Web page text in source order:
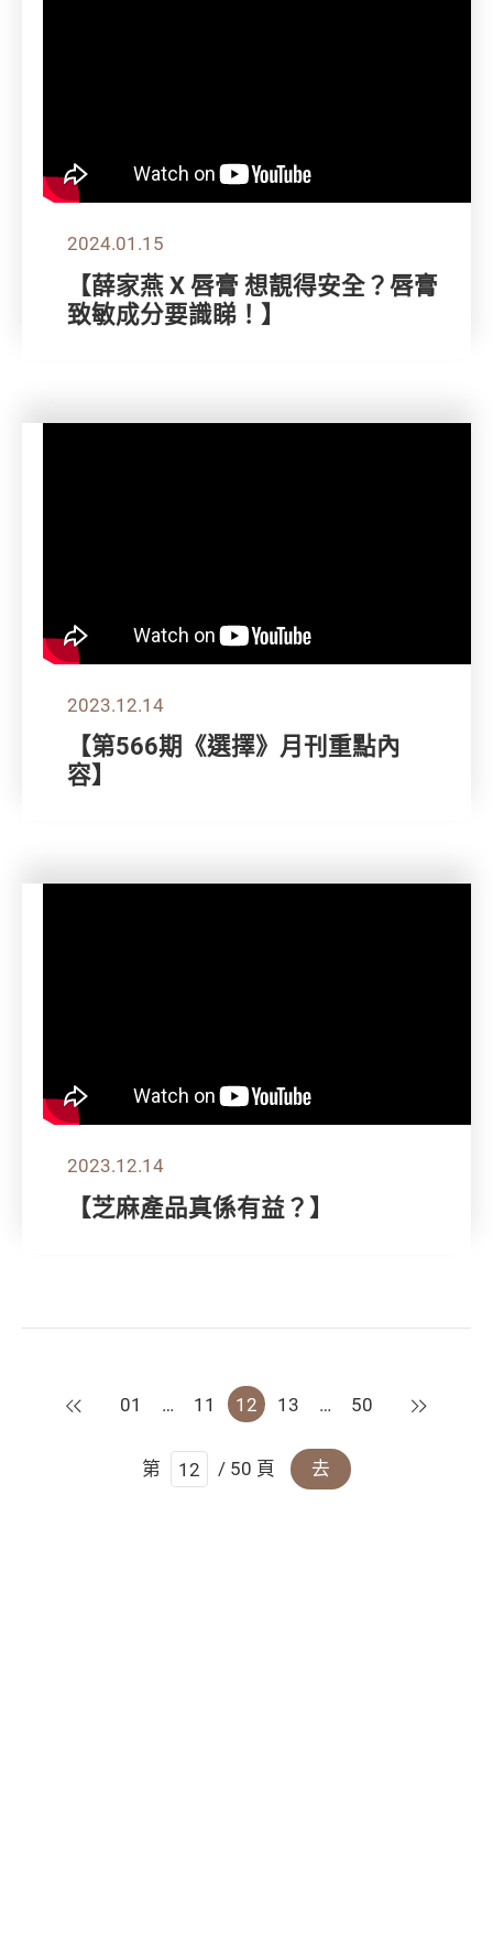
2024.01.15
【薛家燕 X 唇膏 想靚得安全？唇膏
致敏成分要識睇！】
2023.12.14
【第566期《選擇》月刊重點內
容】
2023.12.14
【芝麻產品真係有益？】
上一頁
01 … 11 12 13 … 50 下一頁
第 / 50 頁 去